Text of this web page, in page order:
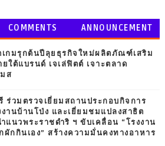
COMMENTS ANNOUNCEMENT
ดเกมรุกต้นปีลุยธุรกิจใหม่ผลิตภัณฑ์เสริม
ใต้แบรนด์ เจเล่ฟิตต์ เจาะตลาด
ส
ร่วมตรวจเยี่ยมสถานประกอบกิจการ
งานบ้านโป่ง และเยี่ยมชมแปลงสาธิต
แนวพระราชดำริ ฯ ขับเคลื่อน “โรงงาน
ผักกินเอง” สร้างความมั่นคงทางอาหาร